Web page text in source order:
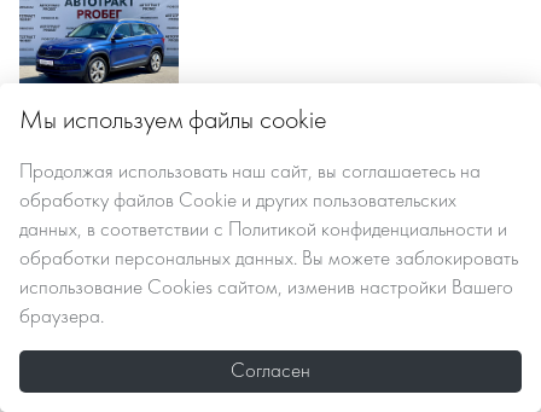
2019 г.в.
2 520 000 РУБ
EXEEDEXEED RX
Мы используем файлы cookie
Продолжая использовать наш сайт, вы соглашаетесь на
обработку файлов Сookie и других пользовательских
данных, в соответствии с
Политикой конфиденциальности и
обработки персональных данных. Вы можете заблокировать
использование Cookies сайтом, изменив настройки Вашего
браузера.
Согласен